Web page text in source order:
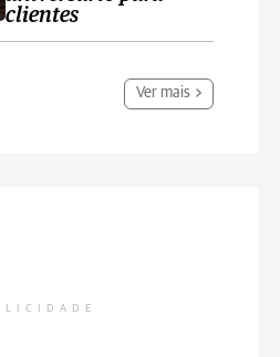
clientes
Ver mais